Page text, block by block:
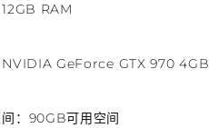
RAM
NVIDIA GeForce GTX 970
：90GB可用空间